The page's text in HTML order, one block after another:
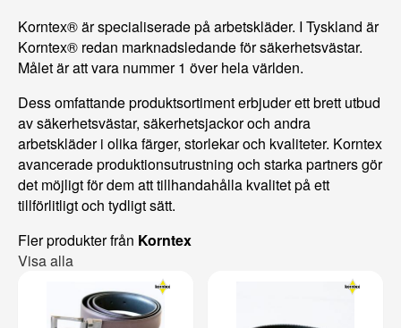
Korntex® är specialiserade på arbetskläder. I Tyskland är
Korntex® redan marknadsledande för säkerhetsvästar.
Målet är att vara nummer 1 över hela världen.
Dess omfattande produktsortiment erbjuder ett brett utbud
av säkerhetsvästar, säkerhetsjackor och andra
arbetskläder i olika färger, storlekar och kvaliteter. Korntex
avancerade produktionsutrustning och starka partners gör
det möjligt för dem att tillhandahålla kvalitet på ett
tillförlitligt och tydligt sätt.
Fler produkter från Korntex
Visa alla